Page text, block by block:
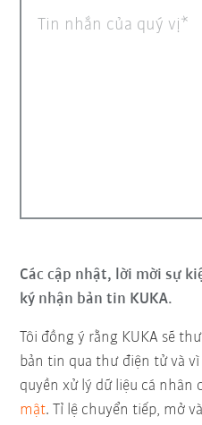
Tin nhắn của quý vị
Các cập nhật, lời mời sự
ký nhận bản tin KUKA.
Tôi đồng ý rằng KUKA sẽ
bản tin qua thư điện tử và
quyền xử lý dữ liệu cá nhân
mật. Tỉ lệ chuyển tiếp, mở